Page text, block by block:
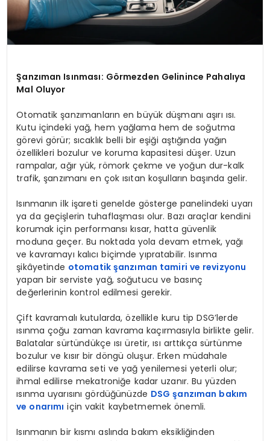
Şanzıman Isınması: Görmezden Gelinince Pahalıya
Mal Oluyor
Otomatik şanzımanların en büyük düşmanı aşırı ısı.
Kutu içindeki yağ, hem yağlama hem de soğutma
görevi görür; sıcaklık belli bir eşiği aştığında yağın
özellikleri bozulur ve koruma kapasitesi düşer. Uzun
rampalar, ağır yük, römork çekme ve yoğun dur-kalk
trafik, şanzımanı en çok ısıtan koşulların başında gelir.
Isınmanın ilk işareti genelde gösterge panelindeki uyarı
ya da geçişlerin tuhaflaşması olur. Bazı araçlar kendini
korumak için performansı kısar, hatta güvenlik
moduna geçer. Bu noktada yola devam etmek, yağı
ve kavramayı kalıcı biçimde yıpratabilir. Isınma
şikâyetinde otomatik şanzıman tamiri ve revizyonu
yapan bir serviste yağ, soğutucu ve basınç
değerlerinin kontrol edilmesi gerekir.
Çift kavramalı kutularda, özellikle kuru tip DSG’lerde
ısınma çoğu zaman kavrama kaçırmasıyla birlikte gelir.
Balatalar sürtündükçe ısı üretir, ısı arttıkça sürtünme
bozulur ve kısır bir döngü oluşur. Erken müdahale
edilirse kavrama seti ve yağ yenilemesi yeterli olur;
ihmal edilirse mekatroniğe kadar uzanır. Bu yüzden
ısınma uyarısını gördüğünüzde DSG şanzıman bakım
ve onarımı için vakit kaybetmemek önemli.
Isınmanın bir kısmı aslında bakım eksikliğinden